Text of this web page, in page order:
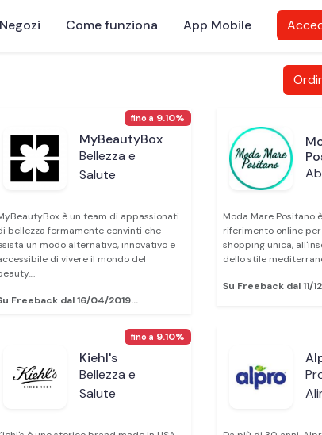
Negozi Come funziona App Mobile
MyBeautyBox
Bellezza e
Salute
è un team di appassionati
bellezza fermamente convinti che
un modo alternativo, innovativo e
di vivere il mondo del
Freeback dal 16/04/2019...
fino a 9.10%
Moda Mare Positano
riferimento online
shopping unica,
dello stile
Su Freeback dal 11/
Kiehl's
Bellezza e
Salute
fino a 9.10%